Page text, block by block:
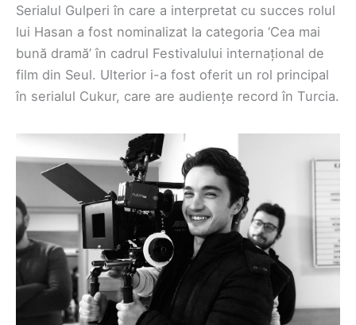
Serialul Gulperi în care a interpretat cu succes rolul
lui Hasan a fost nominalizat la categoria ‘Cea mai
bună dramă’ în cadrul Festivalului internațional de
film din Seul. Ulterior i-a fost oferit un rol principal
în serialul Cukur, care are audiențe record în Turcia.